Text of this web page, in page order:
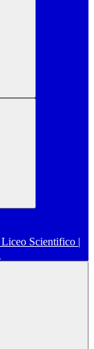
Liceo Scientifico |